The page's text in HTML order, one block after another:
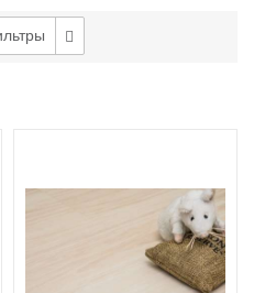
безопасность для
животных;
покрытия достигает 15
по одной плашке;
разнообразия цветов,
до нестандартных;